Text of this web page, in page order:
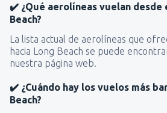
✔️ ¿Qué aerolíneas vuelan desde
Beach?
La lista actual de aerolíneas que
hacia Long Beach se puede
nuestra página web.
✔️ ¿Cuándo hay los vuelos más
Beach?